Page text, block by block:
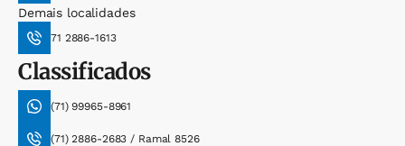
Demais localidades
71 2886-1613
Classificados
(71) 99965-8961
(71) 2886-2683 / Ramal 8526